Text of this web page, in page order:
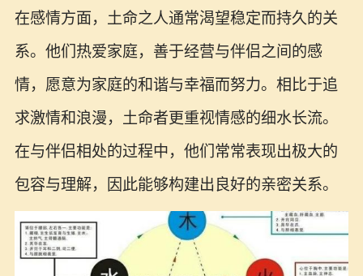
在感情方面，土命之人通常渴望稳定而持久的关
系。他们热爱家庭，善于经营与伴侣之间的感
情，愿意为家庭的和谐与幸福而努力。相比于追
求激情和浪漫，土命者更重视情感的细水长流。
在与伴侣相处的过程中，他们常常表现出极大的
包容与理解，因此能够构建出良好的亲密关系。